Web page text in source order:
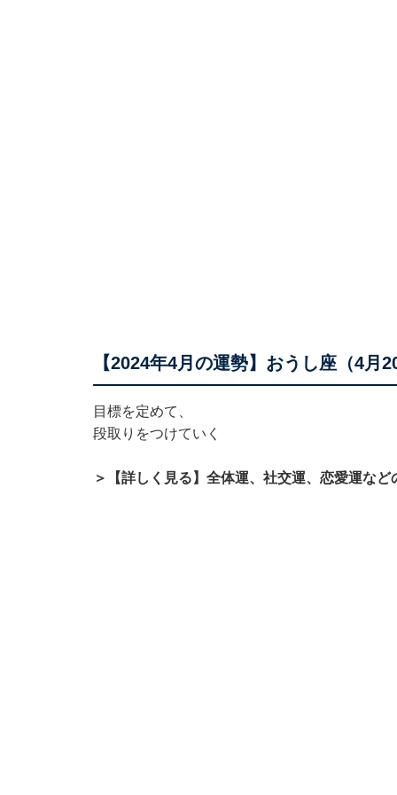
【2024年4月の運勢】おうし座（4月
目標を定めて、
段取りをつけていく
＞【詳しく見る】全体運、社交運、恋愛運など